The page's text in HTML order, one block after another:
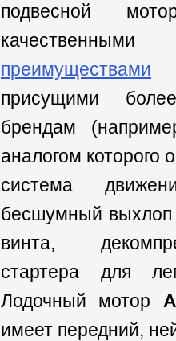
подвесной
преимуществами
присущими
брендам
аналогом которого
система
бесшумный выхлоп
винта,
стартера для
Лодочный мотор
имеет передний,